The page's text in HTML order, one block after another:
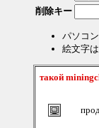
削除キー
パソコ
絵文字
такой